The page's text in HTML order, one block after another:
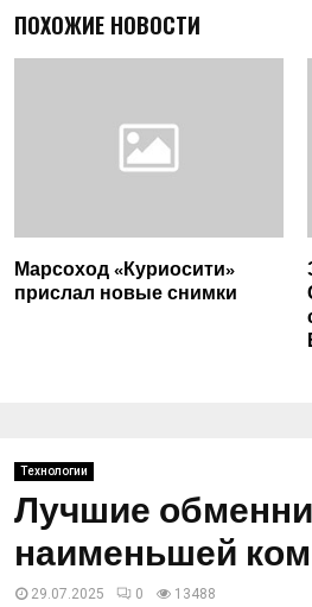
ПОХОЖИЕ НОВОСТИ
Марсоход «Куриосити»
прислал новые снимки
Технологии
Лучшие
наименьшей
29.07.2025 0 13488